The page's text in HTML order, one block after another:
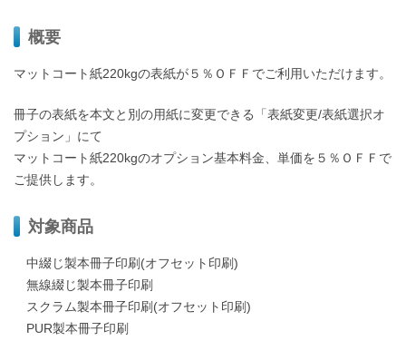
概要
マットコート紙220kgの表紙が５％ＯＦＦでご利用いただけます。
冊子の表紙を本文と別の用紙に変更できる「表紙変更/表紙選択オ
プション」にて
マットコート紙220kgのオプション基本料金、単価を５％ＯＦＦで
ご提供します。
対象商品
中綴じ製本冊子印刷(オフセット印刷)
無線綴じ製本冊子印刷
スクラム製本冊子印刷(オフセット印刷)
PUR製本冊子印刷